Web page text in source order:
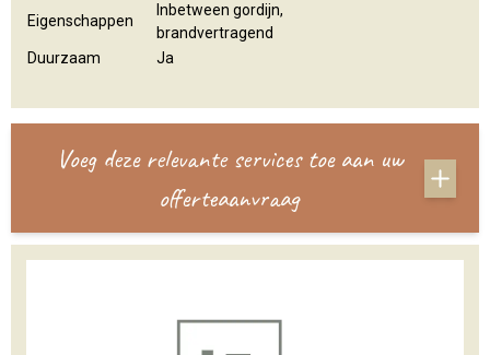
Eigenschappen
Inbetween gordijn,
brandvertragend
Duurzaam
Ja
Voeg deze relevante services toe aan uw
offerteaanvraag